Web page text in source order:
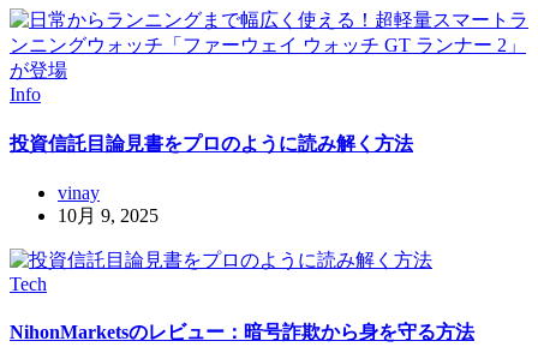
Info
投資信託目論見書をプロのように読み解く方法
vinay
10月 9, 2025
Tech
NihonMarketsのレビュー：暗号詐欺から身を守る方法